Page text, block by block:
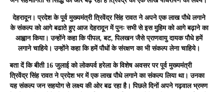
देहरादून। प्रदेश के पूर्व मुख्यमंत्री त्रिवेंद्र सिंह रावत ने अपने एक लाख पौधे लगाने
के संकल्प को आगे बढाते हुए आज देहरादून में पुनः सभी से इस मुहिम को आगे बढ़ाने का
आह्वान किया। उन्होंने कहा कि पीपल, बट, पिलखन जैसे प्राणवायु दायक पौधे हमें
लगाने चाहिये। उन्होंने कहा कि हमें पौधों के संरक्षण का भी संकल्प लेना चाहिये।
बता दें कि बीती 16 जुलाई को लोकपर्व हरेला के विशेष अवसर पर पूर्व मुख्यमंत्री
त्रिवेंद्र सिंह रावत ने प्रदेश भर में एक लाख पौधे लगाने का संकल्प लिया था। उनका
यह संकल्प जन सहयोग से लक्ष्य की ओर बढ रहा है। पिछले दिनों अपने गढ़वाल भ्रमण